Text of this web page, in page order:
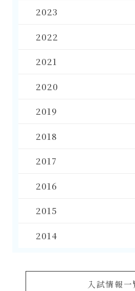
2023
2022
2021
2020
2019
2018
2017
2016
2015
2014
入試情報一